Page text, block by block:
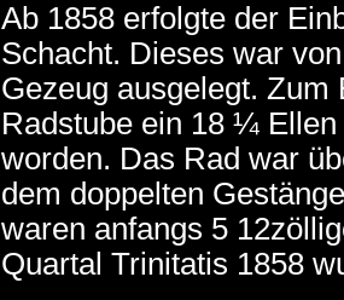
Ab 1858 erfolgte der
Schacht. Dieses war
Gezeug ausgelegt.
Radstube ein 18 ¼
worden. Das Rad war
dem doppelten
waren anfangs 5
Quartal Trinitatis 1858